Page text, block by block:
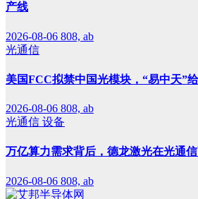
产线
2026-08-06 808, ab
光通信
美国FCC拟禁中国光模块，“易中天”
2026-08-06 808, ab
光通信 设备
万亿算力需求背后，德龙激光在光通
2026-08-06 808, ab